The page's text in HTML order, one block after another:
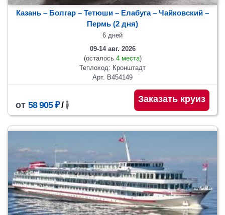
Казань – Болгар – Тетюши – Елабуга – Чайковский –
Пермь (2 дня)
6 дней
09-14 авг. 2026
(осталось 4 места)
Теплоход: Кронштадт
Арт. В454149
от 58 905 ₽/
Заказать круиз